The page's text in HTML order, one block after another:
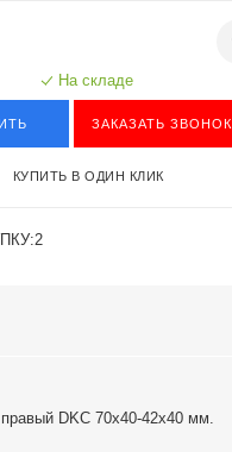
На складе
ЗАКАЗАТЬ ЗВОНОК
КУПИТЬ В ОДИН КЛИК
2
DKC 70х40-42х40 мм.